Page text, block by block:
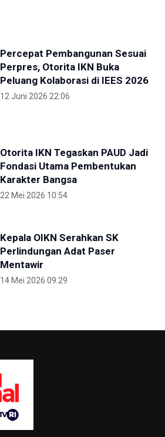
Percepat Pembangunan Sesuai
Perpres, Otorita IKN Buka
Peluang Kolaborasi di IEES 2026
12 Juni 2026 22:06
Otorita IKN Tegaskan PAUD Jadi
Fondasi Utama Pembentukan
Karakter Bangsa
22 Mei 2026 10:54
Kepala OIKN Serahkan SK
Perlindungan Adat Paser
Mentawir
14 Mei 2026 09:29